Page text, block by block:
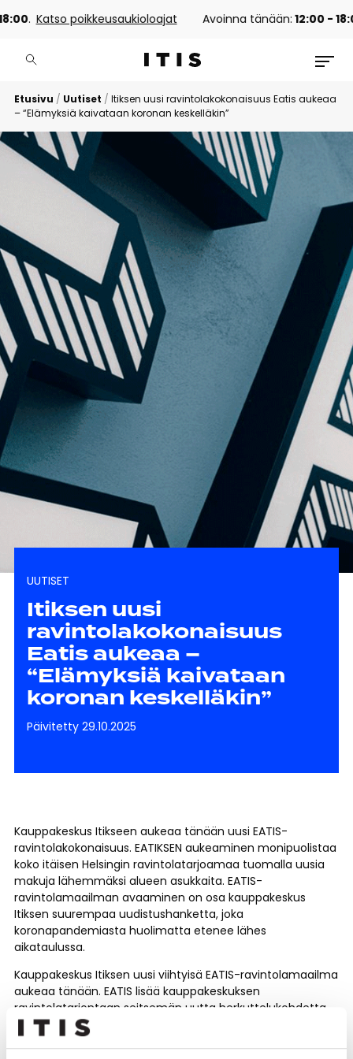
Katso poikkeusaukioloajat Avoinna tänään:12:00 - 18:00.
Etusivu / Uutiset / Itiksen uusi ravintolakokonaisuus Eatis aukeaa
– “Elämyksiä kaivataan koronan keskelläkin”
Itiksen uusi
ravintolakokonaisuus
Eatis aukeaa –
“Elämyksiä kaivataan
koronan keskelläkin”
UUTISET
Päivitetty 29.10.2025
Kauppakeskus Itikseen aukeaa tänään uusi EATIS-
ravintolakokonaisuus. EATIKSEN aukeaminen monipuolistaa
koko itäisen Helsingin ravintolatarjoamaa tuomalla uusia
makuja lähemmäksi alueen asukkaita. EATIS-
ravintolamaailman avaaminen on osa kauppakeskus
Itiksen suurempaa uudistushanketta, joka
koronapandemiasta huolimatta etenee lähes
aikataulussa.
Kauppakeskus Itiksen uusi viihtyisä EATIS-ravintolamaailma
aukeaa tänään. EATIS lisää kauppakeskuksen
ravintolatarjontaan seitsemän uutta herkuttelukohdetta.
Nyt kauppakeskuksessa palvelee 40 ravintolaa ja kahvilaa.
“Uskomme vahvasti ravintolamaailmamme vetovoimaan